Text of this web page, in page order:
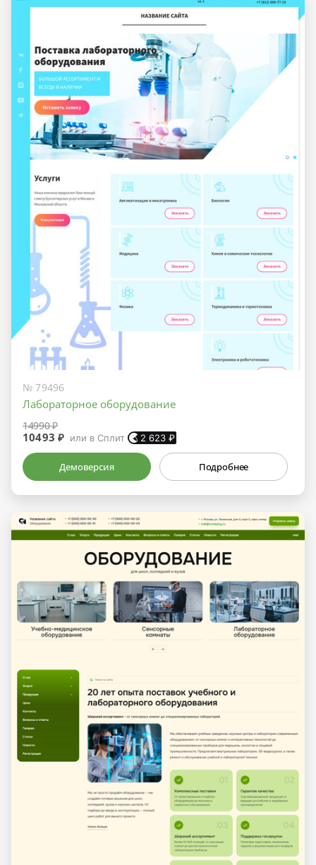
№ 79496
Лабораторное оборудование
14990 ₽
10493 ₽ или в Сплит 2 623 ₽
Демоверсия Подробнее